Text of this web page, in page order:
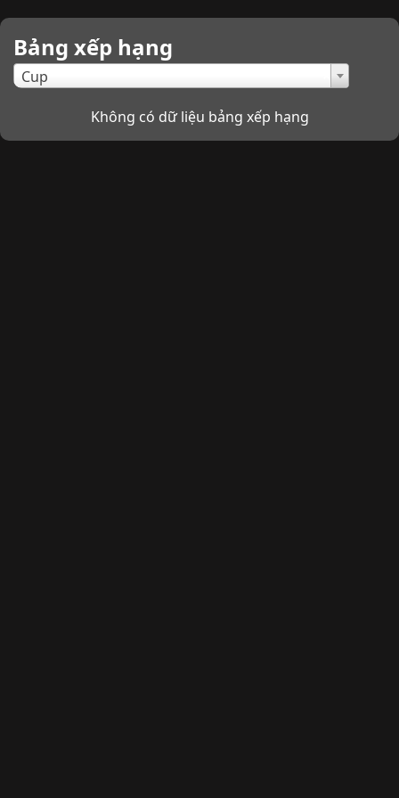
Bảng xếp hạng
Cup
Không có dữ liệu bảng xếp hạng